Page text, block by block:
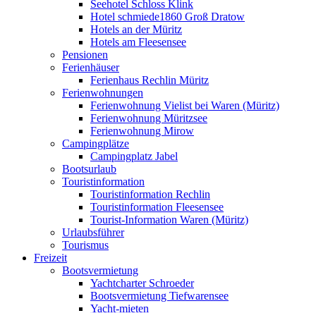
Seehotel Schloss Klink
Hotel schmiede1860 Groß Dratow
Hotels an der Müritz
Hotels am Fleesensee
Pensionen
Ferienhäuser
Ferienhaus Rechlin Müritz
Ferienwohnungen
Ferienwohnung Vielist bei Waren (Müritz)
Ferienwohnung Müritzsee
Ferienwohnung Mirow
Campingplätze
Campingplatz Jabel
Bootsurlaub
Touristinformation
Touristinformation Rechlin
Touristinformation Fleesensee
Tourist-Information Waren (Müritz)
Urlaubsführer
Tourismus
Freizeit
Bootsvermietung
Yachtcharter Schroeder
Bootsvermietung Tiefwarensee
Yacht-mieten